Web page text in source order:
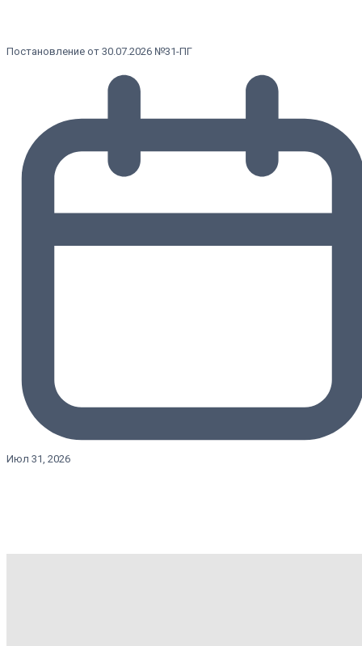
Постановление от 30.07.2026 №31-ПГ
Июл 31, 2026